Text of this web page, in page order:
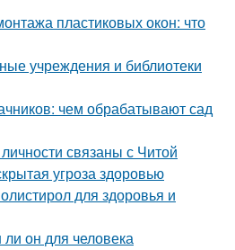
пластиковых окон: что
учреждения и библиотеки
чем обрабатывают сад
связаны с Читой
угроза здоровью
для здоровья и
он для человека